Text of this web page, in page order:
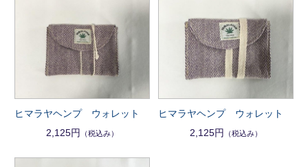
ヒマラヤヘンプ ウォレット
2,125円 （税込み）
ヒマラヤヘンプ ウォレット
2,125円
（税込み）